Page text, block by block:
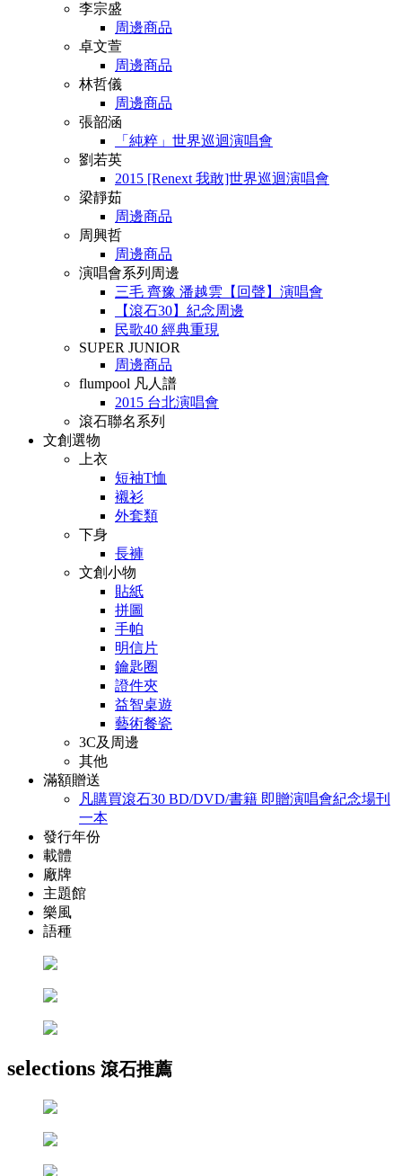
李宗盛
周邊商品
卓文萱
周邊商品
林哲儀
周邊商品
張韶涵
「純粹」世界巡迴演唱會
劉若英
2015 [Renext 我敢]世界巡迴演唱會
梁靜茹
周邊商品
周興哲
周邊商品
演唱會系列周邊
三毛 齊豫 潘越雲【回聲】演唱會
【滾石30】紀念周邊
民歌40 經典重現
SUPER JUNIOR
周邊商品
flumpool 凡人譜
2015 台北演唱會
滾石聯名系列
文創選物
上衣
短袖T恤
襯衫
外套類
下身
長褲
文創小物
貼紙
拼圖
手帕
明信片
鑰匙圈
證件夾
益智桌遊
藝術餐瓷
3C及周邊
其他
滿額贈送
凡購買滾石30 BD/DVD/書籍 即贈演唱會紀念場刊
一本
發行年份
載體
廠牌
主題館
樂風
語種
selections 滾石推薦